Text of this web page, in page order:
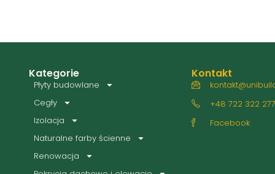
Kategorie
Płyty budowlane
Cegły
Izolacja
Naturalne farby ścienne
Renowacja
Kontakt
+48 722 322 277
Facebook